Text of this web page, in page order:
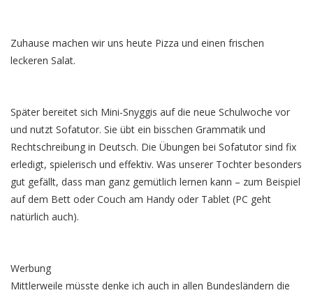
Zuhause machen wir uns heute Pizza und einen frischen
leckeren Salat.
Später bereitet sich Mini-Snyggis auf die neue Schulwoche vor
und nutzt Sofatutor. Sie übt ein bisschen Grammatik und
Rechtschreibung in Deutsch. Die Übungen bei Sofatutor sind fix
erledigt, spielerisch und effektiv. Was unserer Tochter besonders
gut gefällt, dass man ganz gemütlich lernen kann – zum Beispiel
auf dem Bett oder Couch am Handy oder Tablet (PC geht
natürlich auch).
Werbung
Mittlerweile müsste denke ich auch in allen Bundesländern die